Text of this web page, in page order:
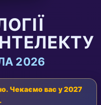
2026
Чекаємо вас у 2027